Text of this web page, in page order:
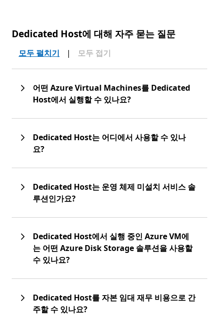
Dedicated Host에 대해 자주 묻는 질문
모두 펼치기 | 모두 접기
어떤 Azure Virtual Machines를 Dedicated
Host에서 실행할 수 있나요?
Dedicated Host는 어디에서 사용할 수 있나
요?
Dedicated Host는 운영 체제 미설치 서비스 솔
루션인가요?
Dedicated Host에서 실행 중인 Azure VM에
는 어떤 Azure Disk Storage 솔루션을 사용할
수 있나요?
Dedicated Host를 자본 임대 재무 비용으로 간
주할 수 있나요?